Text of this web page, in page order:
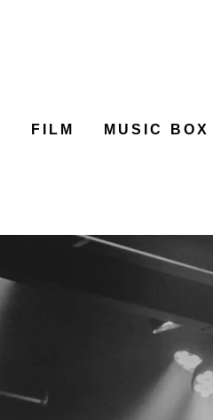
FILM MUSIC BOX